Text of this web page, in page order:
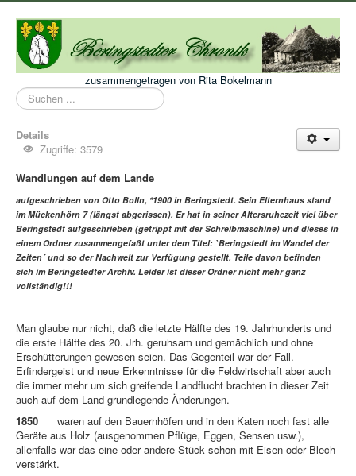
zusammengetragen von Rita Bokelmann
Suchen
...
Details
Zugriffe: 3579
Wandlungen auf dem Lande
aufgeschrieben von Otto Bolln, *1900 in Beringstedt. Sein Elternhaus stand
im Mückenhörn 7 (längst abgerissen). Er hat in seiner Altersruhezeit viel über
Beringstedt aufgeschrieben (getrippt mit der Schreibmaschine) und dieses in
einem Ordner zusammengefaßt unter dem Titel: `Beringstedt im Wandel der
Zeiten´ und so der Nachwelt zur Verfügung gestellt. Teile davon befinden
sich im Beringstedter Archiv. Leider ist dieser Ordner nicht mehr ganz
vollständig!!!
Man glaube nur nicht, daß die letzte Hälfte des 19. Jahrhunderts und
die erste Hälfte des 20. Jrh. geruhsam und gemächlich und ohne
Erschütterungen gewesen seien. Das Gegenteil war der Fall.
Erfindergeist und neue Erkenntnisse für die Feldwirtschaft aber auch
die immer mehr um sich greifende Landflucht brachten in dieser Zeit
auch auf dem Land grundlegende Änderungen.
1850
waren auf den Bauernhöfen und in den Katen noch fast alle
Geräte aus Holz (ausgenommen Pflüge, Eggen, Sensen usw.),
allenfalls war das eine oder andere Stück schon mit Eisen oder Blech
verstärkt.